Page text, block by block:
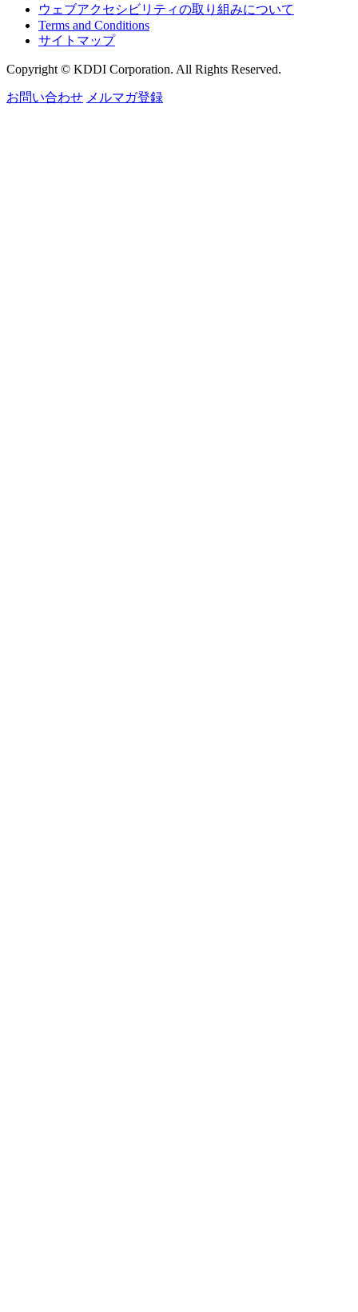
ウェブアクセシビリティの取り組みについて
Terms and Conditions
サイトマップ
Copyright © KDDI Corporation. All Rights Reserved.
お問い合わせ メルマガ登録